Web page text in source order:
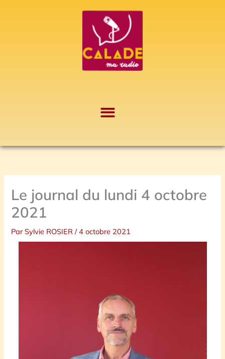
Le journal du lundi 4 octobre
2021
ParSylvie ROSIER/4 octobre 2021